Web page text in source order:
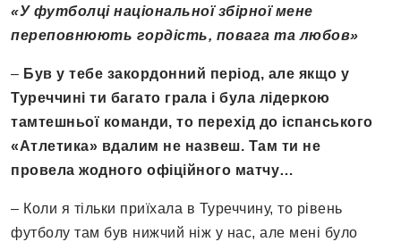
«У футболці національної збірної мене
переповнюють гордість, повага та любов»
– Був у тебе закордонний період, але якщо у
Туреччині ти багато грала і була лідеркою
тамтешньої команди, то перехід до іспанського
«Атлетика» вдалим не назвеш. Там ти не
провела жодного офіційного матчу…
– Коли я тільки приїхала в Туреччину, то рівень
футболу там був нижчий ніж у нас, але мені було